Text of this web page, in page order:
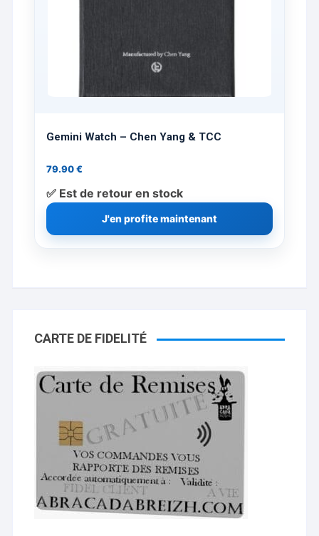
Gemini Watch – Chen Yang & TCC
79.90€
✅ Est de retour en stock
J'en profite maintenant
CARTE DE FIDELITÉ